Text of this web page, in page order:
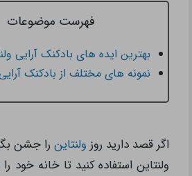
فهرست موضوعات
بهترین ایده های بادکنک آرایی
نمونه های مختلف از بادکنک
اگر قصد دارید روز ولنتاین را جشن
ولنتاین استفاده کنید تا خانه خود